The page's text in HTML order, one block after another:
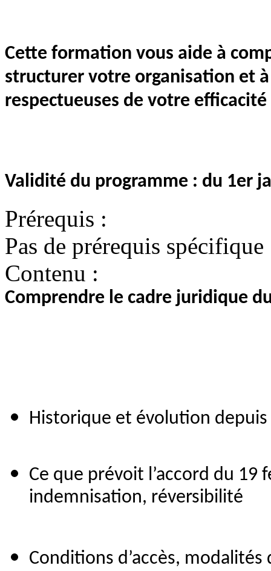
Cette formation vous aide à
structurer votre organisation et
respectueuses de votre
Validité du programme : du 1er
Prérequis :
Pas de prérequis spécifique
Contenu :
Comprendre le cadre juridique
Historique et évolution depuis
Ce que prévoit l’accord du
indemnisation, réversibilité
Conditions d’accès,